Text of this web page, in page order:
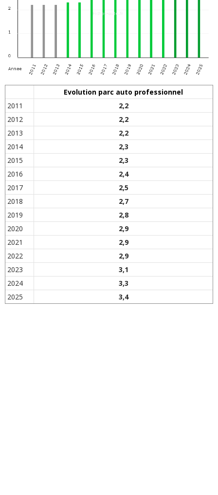
Evolution parc auto professionnel
2011
2,2
2012
2,2
2013
2,2
2014
2,3
2015
2,3
2016
2,4
2017
2,5
2018
2,7
2019
2,8
2020
2,9
2021
2,9
2022
2,9
2023
3,1
2024
3,3
2025
3,4